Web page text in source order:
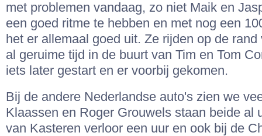
met problemen vandaag, zo niet Maik en
een goed ritme te hebben en met nog een
het er allemaal goed uit. Ze rijden op de
al geruime tijd in de buurt van Tim en Tom
iets later gestart en er voorbij gekomen.
Bij de andere Nederlandse auto's zien we
Klaassen en Roger Grouwels staan beide al
van Kasteren verloor een uur en ook bij de